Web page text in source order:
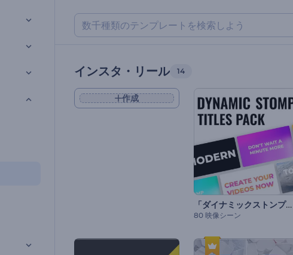
インスタ・リール 14
作成
「ダイナミックストンプ」タイトル・セット
80 映像シーン